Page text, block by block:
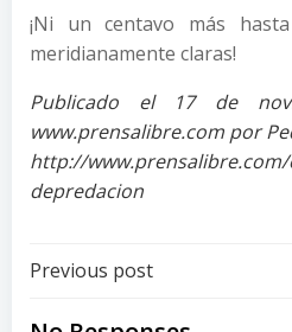
¡Ni un centavo más
meridianamente claras!
Publicado el 17 de
www.prensalibre.com por
http://
depredacion
Post
Previous post